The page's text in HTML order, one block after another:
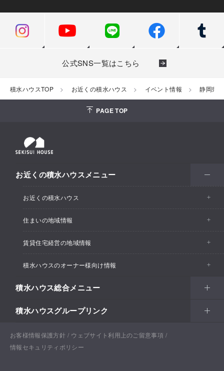
公式SNS一覧はこちら
積水ハウスTOP お近くの積水ハウス イベント情報 静岡県
PAGE TOP
お近くの積水ハウスメニュー
お近くの積水ハウス
お近くの積水ハウストップ
住まいの地域情報
イベント情報
住宅展示場・ショールーム情報
分譲住宅・土地
戸建住宅
賃貸住宅経営の地域情報
イベント情報
支店・事業所情報
賃貸住宅経営（シャーメゾン）
土地活用
積水ハウスのオーナー様向け情報
カスタマーズセンター
リフォーム
Netオーナーズクラブ
積水ハウス総合メニュー
住まい
戸建住宅
土地活用
積水ハウスグループリンク
積水ハウス ノイエ株式会社
お客様情報保護方針
ウェブサイト利用上のご留意事項
情報セキュリティポリシー